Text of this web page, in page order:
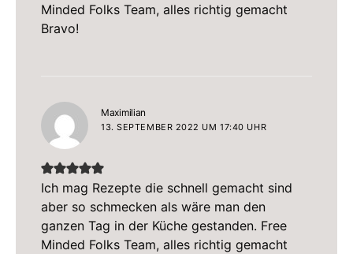
Minded Folks Team, alles richtig gemacht
Bravo!
Maximilian
13. SEPTEMBER 2022 UM 17:40 UHR
Ich mag Rezepte die schnell gemacht sind
aber so schmecken als wäre man den
ganzen Tag in der Küche gestanden. Free
Minded Folks Team, alles richtig gemacht